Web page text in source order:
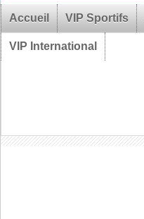
Accueil VIP Sportifs
VIP International